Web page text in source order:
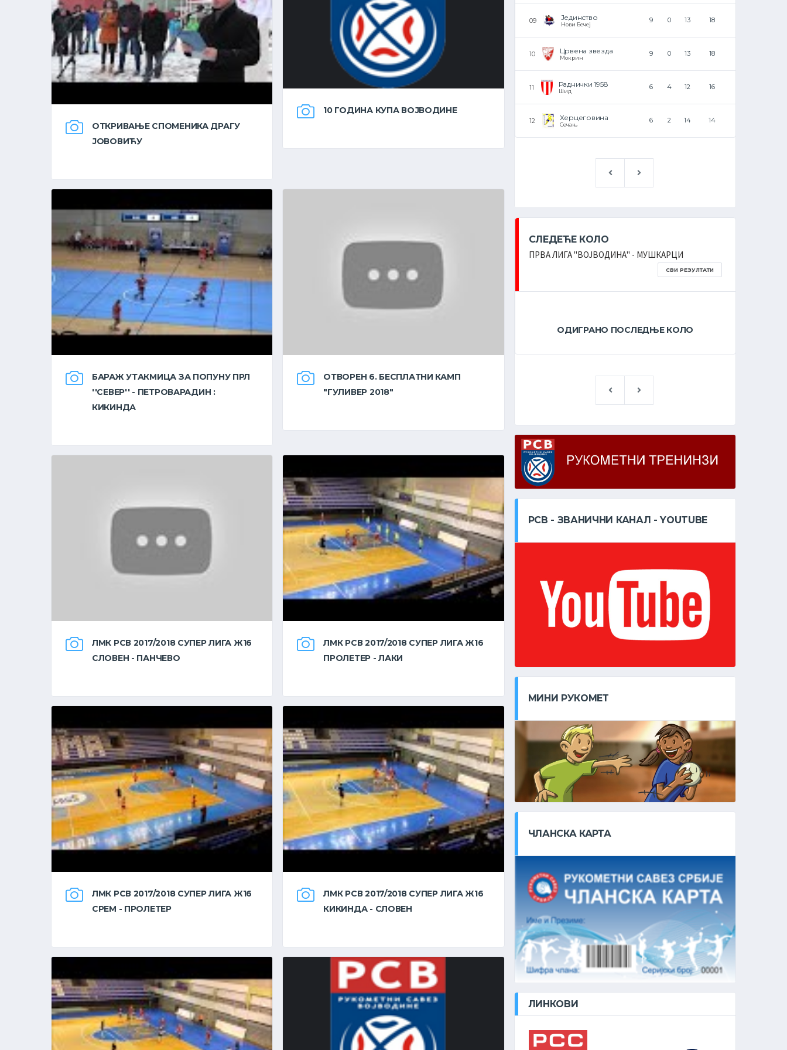
ОТКРИВАЊЕ СПОМЕНИКА ДРАГУ
ЈОВОВИЋУ
10 ГОДИНА КУПА ВОЈВОДИНЕ
БАРАЖ УТАКМИЦА ЗА ПОПУНУ ПРЛ
''СЕВЕР'' - ПЕТРОВАРАДИН :
КИКИНДА
ОТВОРЕН 6. БЕСПЛАТНИ КАМП
"ГУЛИВЕР 2018"
ЛМК РСВ 2017/2018 СУПЕР ЛИГА Ж16
СЛОВЕН - ПАНЧЕВО
ЛМК РСВ 2017/2018 СУПЕР ЛИГА Ж16
ПРОЛЕТЕР - ЛАКИ
ЛМК РСВ 2017/2018 СУПЕР ЛИГА Ж16
СРЕМ - ПРОЛЕТЕР
ЛМК РСВ 2017/2018 СУПЕР ЛИГА Ж16
КИКИНДА - СЛОВЕН
Јединство
Нови Бечеј
9 0 13 18
Црвена звезда
Мокрин
9 0 13 18
Раднички 1958
Шид
6 4 12 16
Херцеговина
Сечањ
6 2 14 14
СЛЕДЕЋЕ КОЛО
ДРУГА РУКОМЕТНА ЛИГА ''ВОЈВОДИНА'' - ПЛЕЈ-
АУТ МУШКАРЦИ
СЛЕДЕЋЕ КОЛО
ПРВА ЛИГА ''ВОЈВОДИНА'' - МУШКАРЦИ
СВИ РЕЗУЛТАТИ
ОДИГРАНО ПОСЛЕДЊЕ КОЛО
РСВ - ЗВАНИЧНИ КАНАЛ - YOUTUBE
МИНИ РУКОМЕТ
ЧЛАНСКА КАРТА
ЛИНКОВИ